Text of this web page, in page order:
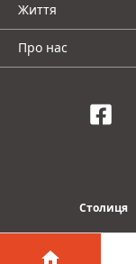
Життя
Про нас
Столиця